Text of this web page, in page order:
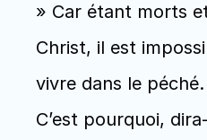
» Car étant morts
Christ, il est
vivre dans le
C’est pourquoi,